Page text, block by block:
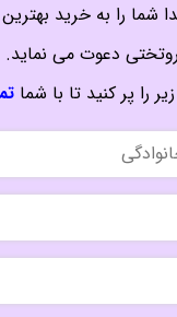
شما را به خرید
روتختی دعوت می نماید.
زیر را پر کنید تا با شما